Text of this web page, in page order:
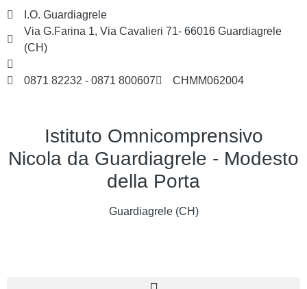
I.O. Guardiagrele
Via G.Farina 1, Via Cavalieri 71- 66016 Guardiagrele
(CH)
0871 82232 - 0871 800607
CHMM062004
Istituto Omnicomprensivo
Nicola da Guardiagrele - Modesto
della Porta
Guardiagrele (CH)